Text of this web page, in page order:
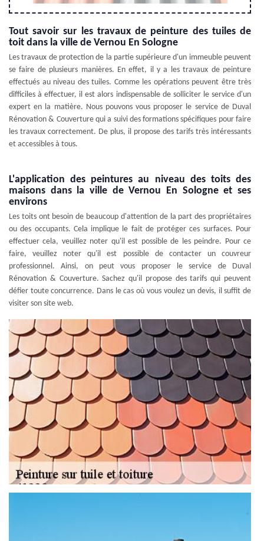
Tout savoir sur les travaux de peinture des tuiles de
toit dans la ville de Vernou En Sologne
Les travaux de protection de la partie supérieure d'un immeuble peuvent
se faire de plusieurs manières. En effet, il y a les travaux de peinture
effectués au niveau des tuiles. Comme les opérations peuvent être très
difficiles à effectuer, il est alors indispensable de solliciter le service d'un
expert en la matière. Nous pouvons vous proposer le service de Duval
Rénovation & Couverture qui a suivi des formations spécifiques pour faire
les travaux correctement. De plus, il propose des tarifs très intéressants
et accessibles à tous.
L'application des peintures au niveau des toits des
maisons dans la ville de Vernou En Sologne et ses
environs
Les toits ont besoin de beaucoup d'attention de la part des propriétaires
ou des occupants. Cela implique le fait de protéger ces surfaces. Pour
effectuer cela, veuillez noter qu'il est possible de les peindre. Pour ce
faire, veuillez noter qu'il est possible de contacter un couvreur
professionnel. Ainsi, on peut vous proposer le service de Duval
Rénovation & Couverture. Sachez qu'il propose des tarifs qui peuvent
défier toute concurrence. Dans le cas où vous voulez un devis, il suffit de
visiter son site web.